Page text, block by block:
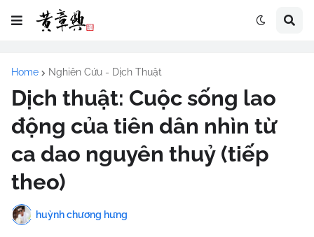
Home Nghiên Cứu - Dịch Thuật
Dịch thuật: Cuộc sống lao
động của tiên dân nhìn từ
ca dao nguyên thuỷ (tiếp
theo)
huỳnh chương hưng